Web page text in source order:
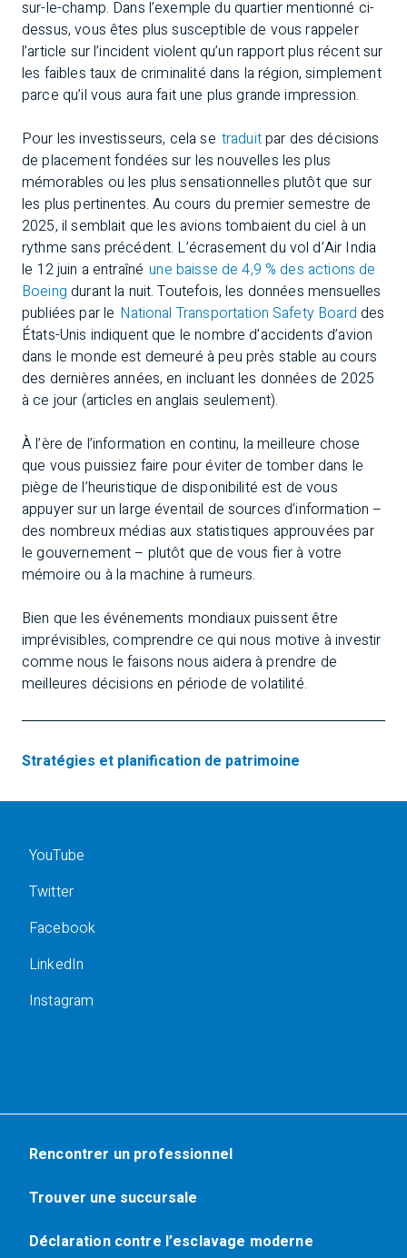
sur-le-champ. Dans l’exemple du quartier mentionné ci-
dessus, vous êtes plus susceptible de vous rappeler
l’article sur l’incident violent qu’un rapport plus récent sur
les faibles taux de criminalité dans la région, simplement
parce qu’il vous aura fait une plus grande impression.
Pour les investisseurs, cela se traduitpar des décisions
de placement fondées sur les nouvelles les plus
mémorables ou les plus sensationnelles plutôt que sur
les plus pertinentes. Au cours du premier semestre de
2025, il semblait que les avions tombaient du ciel à un
rythme sans précédent. L’écrasement du vol d’Air India
le 12 juin a entraîné une baisse de 4,9 % des actions de
Boeing durant la nuit. Toutefois, les données mensuelles
publiées par le National Transportation Safety Board des
États-Unis indiquent que le nombre d’accidents d’avion
dans le monde est demeuré à peu près stable au cours
des dernières années, en incluant les données de 2025
à ce jour (articles en anglais seulement).
À l’ère de l’information en continu, la meilleure chose
que vous puissiez faire pour éviter de tomber dans le
piège de l’heuristique de disponibilité est de vous
appuyer sur un large éventail de sources d’information –
des nombreux médias aux statistiques approuvées par
le gouvernement – plutôt que de vous fier à votre
mémoire ou à la machine à rumeurs.
Bien que les événements mondiaux puissent être
imprévisibles, comprendre ce qui nous motive à investir
comme nous le faisons nous aidera à prendre de
meilleures décisions en période de volatilité.
Stratégies et planification de patrimoine
YouTube
Twitter
Facebook
LinkedIn
Instagram
Rencontrer un professionnel
Trouver une succursale
Déclaration contre l’esclavage moderne